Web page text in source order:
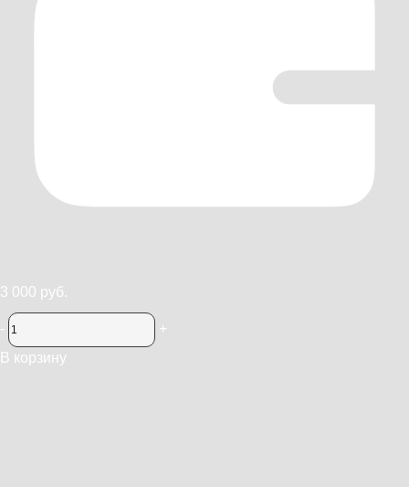
3 000 руб.
-
+
В корзину